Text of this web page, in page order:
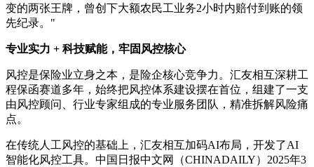
变的两张王牌，曾创下大额农民工业务2小时内赔付到账的领
先纪录。"
专业实力 + 科技赋能，牢固风控核心
风控是保险业立身之本，是险企核心竞争力。汇友相互深耕工
程保函赛道多年，始终把风控体系建设摆在首位，组建了一支
由风控顾问、行业专家组成的专业服务团队，精准拆解风险痛
点。
在传统人工风控的基础上，汇友相互加码AI布局，开发了AI
智能化风控工具。中国日报中文网（CHINADAILY）2025年3